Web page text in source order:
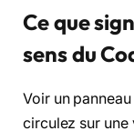
Ce que
sens du
Voir un
circulez sur une